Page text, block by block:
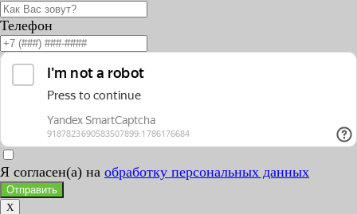
Телефон
Я согласен(а) на обработку персональных данных
Отправить
X